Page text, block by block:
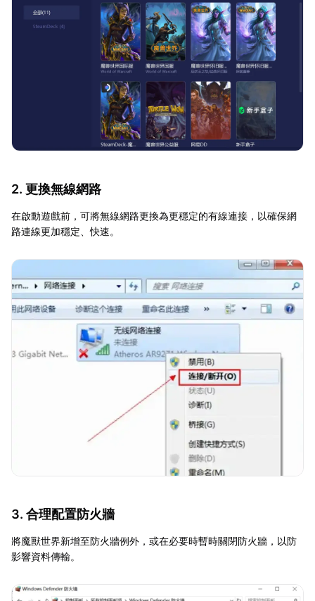
2. 更換無線網路
在啟動遊戲前，可將無線網路更換為更穩定的有線連接，以確保網
路連線更加穩定、快速。
3. 合理配置防火牆
將魔獸世界新增至防火牆例外，或在必要時暫時關閉防火牆，以防
影響資料傳輸。